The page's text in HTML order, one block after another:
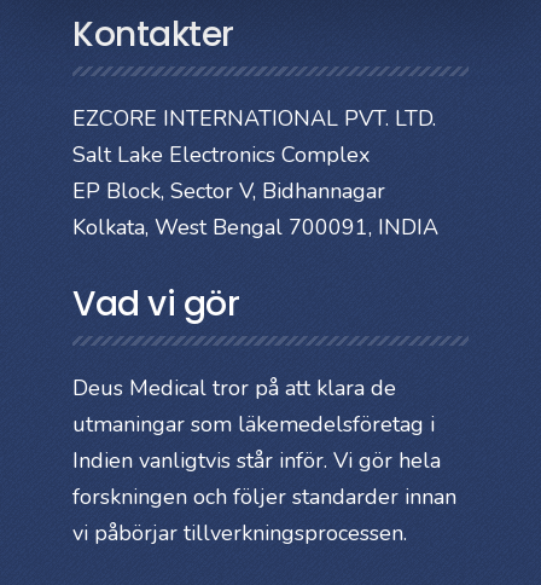
Kontakter
EZCORE INTERNATIONAL PVT. LTD.
Salt Lake Electronics Complex
EP Block, Sector V, Bidhannagar
Kolkata, West Bengal 700091, INDIA
Vad vi gör
Deus Medical tror på att klara de
utmaningar som läkemedelsföretag i
Indien vanligtvis står inför. Vi gör hela
forskningen och följer standarder innan
vi påbörjar tillverkningsprocessen.